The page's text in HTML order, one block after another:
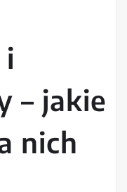
i
– jakie
nich